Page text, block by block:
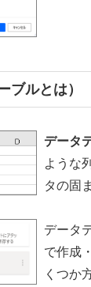
ブルとは）
データ
ような
タの固
データ
で作成
くつか